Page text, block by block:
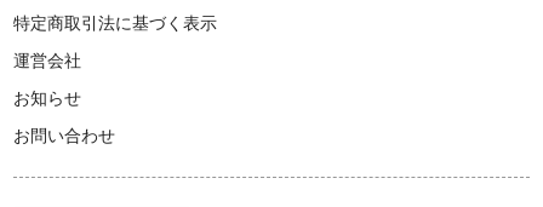
特定商取引法に基づく表示
運営会社
お知らせ
お問い合わせ